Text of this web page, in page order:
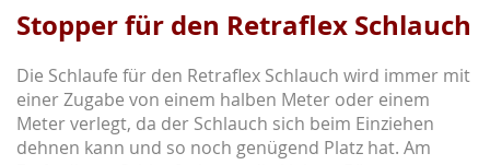
Stopper für den Retraflex Schlauch
Die Schlaufe für den Retraflex Schlauch wird immer mit
einer Zugabe von einem halben Meter oder einem
Meter verlegt, da der Schlauch sich beim Einziehen
dehnen kann und so noch genügend Platz hat. Am